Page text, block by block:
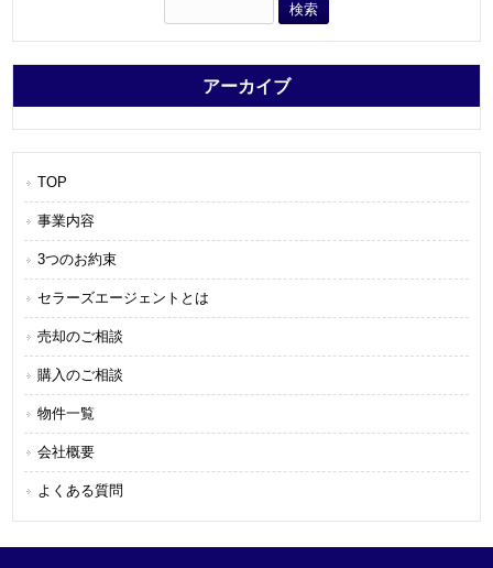
アーカイブ
TOP
事業内容
3つのお約束
セラーズエージェントとは
売却のご相談
購入のご相談
物件一覧
会社概要
よくある質問